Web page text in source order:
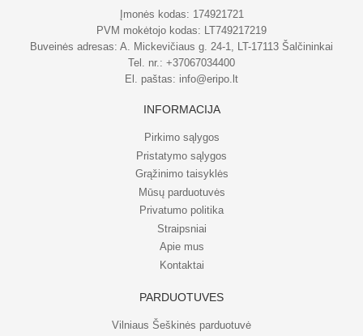
Įmonės kodas: 174921721
PVM mokėtojo kodas: LT749217219
Buveinės adresas: A. Mickevičiaus g. 24-1, LT-17113 Šalčininkai
Tel. nr.: +37067034400
El. paštas: info@eripo.lt
INFORMACIJA
Pirkimo sąlygos
Pristatymo sąlygos
Grąžinimo taisyklės
Mūsų parduotuvės
Privatumo politika
Straipsniai
Apie mus
Kontaktai
PARDUOTUVĖS
Vilniaus Šeškinės parduotuvė